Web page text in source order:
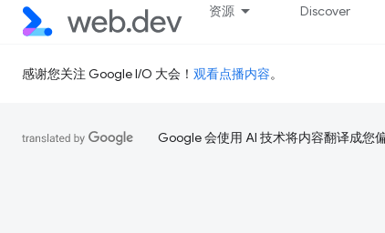
资源 Discover
感谢您关注 Google I/O 大会！ 观看点播内容。
Google 会使用 AI 技术将内容翻译成您